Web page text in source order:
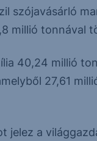
szójavásárló
millió tonnával
40,24 millió
27,61
jelez a